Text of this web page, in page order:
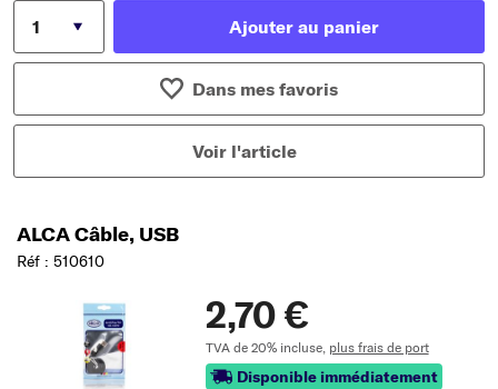
Ajouter au panier
Dans mes favoris
Voir l'article
ALCA Câble, USB
Réf : 510610
2,70 €
TVA de 20% incluse, plus frais de port
Disponible immédiatement